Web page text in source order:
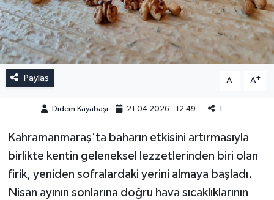
Paylaş A- A+
Didem Kayabaşı 21.04.2026 - 12:49 1
Kahramanmaraş’ta baharın etkisini artırmasıyla
birlikte kentin geleneksel lezzetlerinden biri olan
firik, yeniden sofralardaki yerini almaya başladı.
Nisan ayının sonlarına doğru hava sıcaklıklarının